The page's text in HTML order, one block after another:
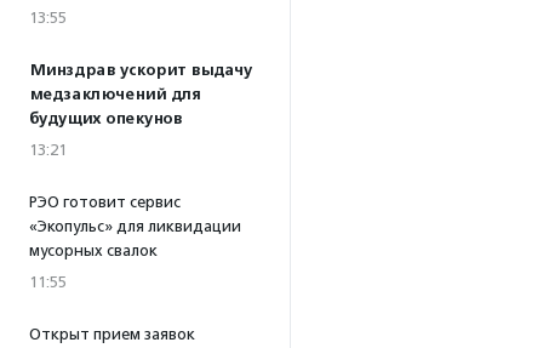
13:55
Минздрав ускорит выдачу
медзаключений для
будущих опекунов
13:21
РЭО готовит сервис
«Экопульс» для ликвидации
мусорных свалок
11:55
Открыт прием заявок